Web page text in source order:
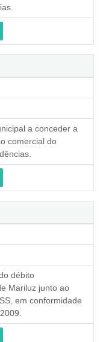
a conceder a
comercial do
débito
Mariluz junto ao
em conformidade